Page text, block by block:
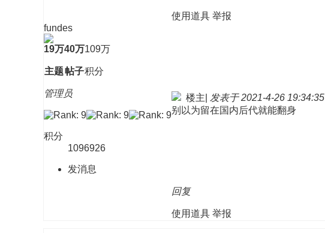
使用道具 举报
fundes
19万
主题
40万
帖子
109万
积分
管理员
积分
1096926
发消息
楼主 发表于 2021-4-26 19:34:35
别以为留在国内后代就能翻身
回复
使用道具 举报